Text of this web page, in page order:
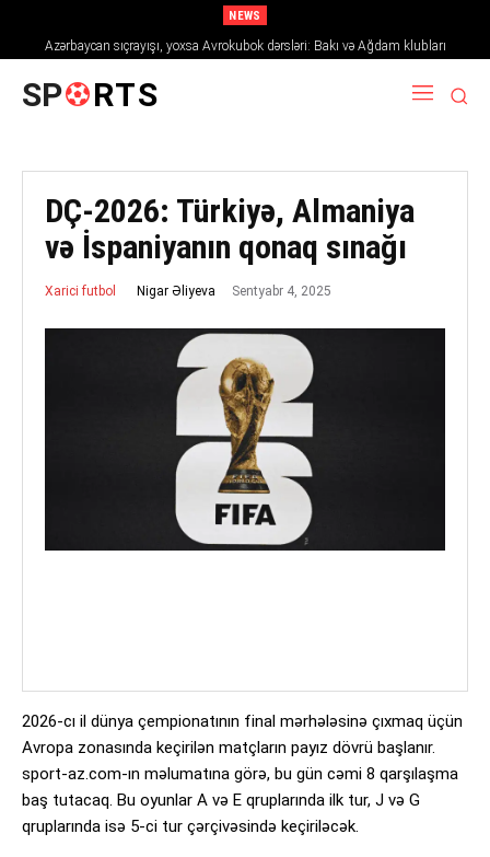
NEWS
Azərbaycan sıçrayışı, yoxsa Avrokubok dərsləri: Bakı və Ağdam klubları
2026/27 mövsümündə Avropanı necə fəth edir
SP RTS
DÇ-2026: Türkiyə, Almaniya
və İspaniyanın qonaq sınağı
Xarici futbol Nigar Əliyeva Sentyabr 4, 2025
2026-cı il dünya çempionatının final mərhələsinə çıxmaq üçün
Avropa zonasında keçirilən matçların payız dövrü başlanır.
sport-az.com-ın məlumatına görə, bu gün cəmi 8 qarşılaşma
baş tutacaq. Bu oyunlar A və E qruplarında ilk tur, J və G
qruplarında isə 5-ci tur çərçivəsində keçiriləcək.